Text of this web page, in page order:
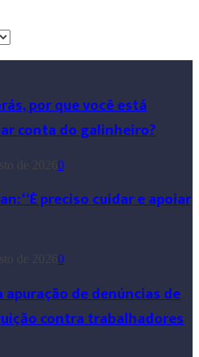
por que você está
conta do galinheiro?
0
“É preciso cuidar e apoiar
0
de denúncias de
contra trabalhadores